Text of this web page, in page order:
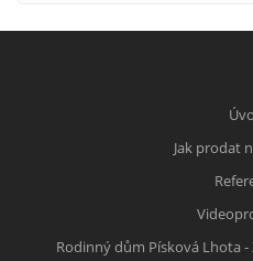
Jak prodat
Rodinný dům Písková Lhota